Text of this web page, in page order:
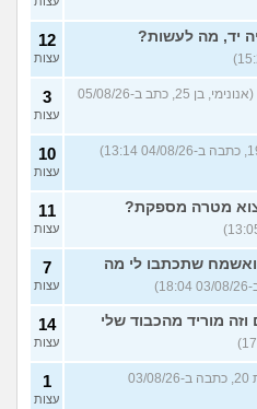
יד, מה לעשות? 12
עצות
(אנונימי, בן 25, כתב ב-05/08/26
3
עצות
10
עצות
מטרה מספקת? 11
עצות
שתכתבו לי מה
7
עצות
מוריד מהכבוד שלי 14
עצות
(קולית, בת 20, כתבה ב-03/08/26
1
עצות